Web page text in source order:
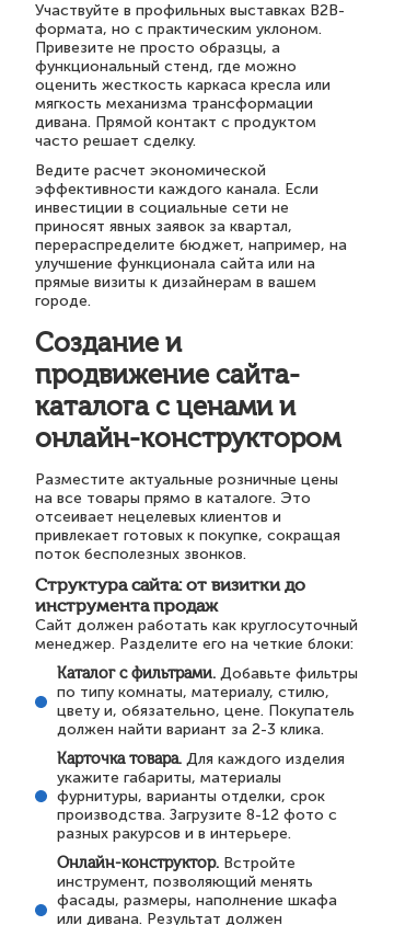
Участвуйте в профильных выставках B2B-
формата, но с практическим уклоном.
Привезите не просто образцы, а
функциональный стенд, где можно
оценить жесткость каркаса кресла или
мягкость механизма трансформации
дивана. Прямой контакт с продуктом
часто решает сделку.
Ведите расчет экономической
эффективности каждого канала. Если
инвестиции в социальные сети не
приносят явных заявок за квартал,
перераспределите бюджет, например, на
улучшение функционала сайта или на
прямые визиты к дизайнерам в вашем
городе.
Создание и
продвижение сайта-
каталога с ценами и
онлайн-конструктором
Разместите актуальные розничные цены
на все товары прямо в каталоге. Это
отсеивает нецелевых клиентов и
привлекает готовых к покупке, сокращая
поток бесполезных звонков.
Структура сайта: от визитки до
инструмента продаж
Сайт должен работать как круглосуточный
менеджер. Разделите его на четкие блоки:
Каталог с фильтрами. Добавьте фильтры
по типу комнаты, материалу, стилю,
цвету и, обязательно, цене. Покупатель
должен найти вариант за 2-3 клика.
Карточка товара. Для каждого изделия
укажите габариты, материалы
фурнитуры, варианты отделки, срок
производства. Загрузите 8-12 фото с
разных ракурсов и в интерьере.
Онлайн-конструктор. Встройте
инструмент, позволяющий менять
фасады, размеры, наполнение шкафа
или дивана. Результат должен